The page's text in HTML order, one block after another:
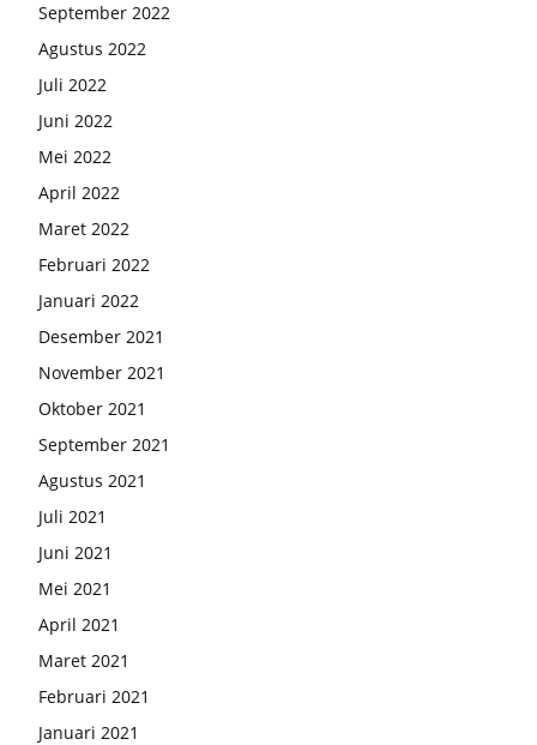
September 2022
Agustus 2022
Juli 2022
Juni 2022
Mei 2022
April 2022
Maret 2022
Februari 2022
Januari 2022
Desember 2021
November 2021
Oktober 2021
September 2021
Agustus 2021
Juli 2021
Juni 2021
Mei 2021
April 2021
Maret 2021
Februari 2021
Januari 2021